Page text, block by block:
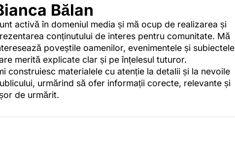
Bălan
activă în domeniul media și mă ocup de realizarea și
conținutului de interes pentru comunitate. Mă
poveștile oamenilor, evenimentele și subiectele
merită explicate clar și pe înțelesul tuturor.
construiesc materialele cu atenție la detalii și la nevoile
urmărind să ofer informații corecte, relevante și
de urmărit.